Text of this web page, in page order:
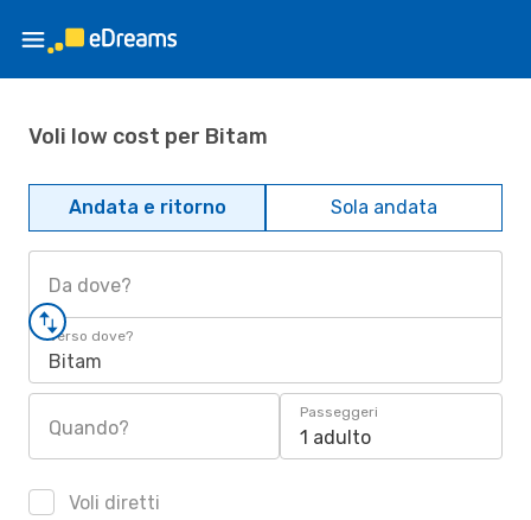
Voli low cost per Bitam
Andata e ritorno Sola andata
Da dove?
Verso dove?
Bitam
Quando?
Passeggeri
1 adulto
Voli diretti